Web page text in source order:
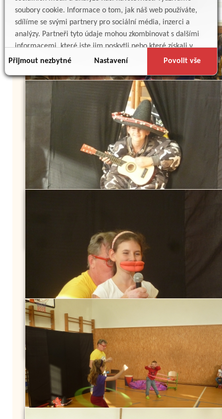
soubory cookie. Informace o tom, jak náš web používáte,
sdílíme se svými partnery pro sociální média, inzerci a
analýzy. Partneři tyto údaje mohou zkombinovat s dalšími
informacemi, které jste jim poskytli nebo které získali v
důsledku toho, že používáte jejich služby.
Přijmout nezbytné Nastavení Povolit vše